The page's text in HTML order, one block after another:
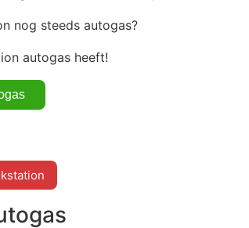
nog steeds autogas?
autogas heeft!